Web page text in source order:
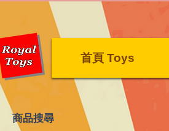
首頁 Toys
​商品搜尋